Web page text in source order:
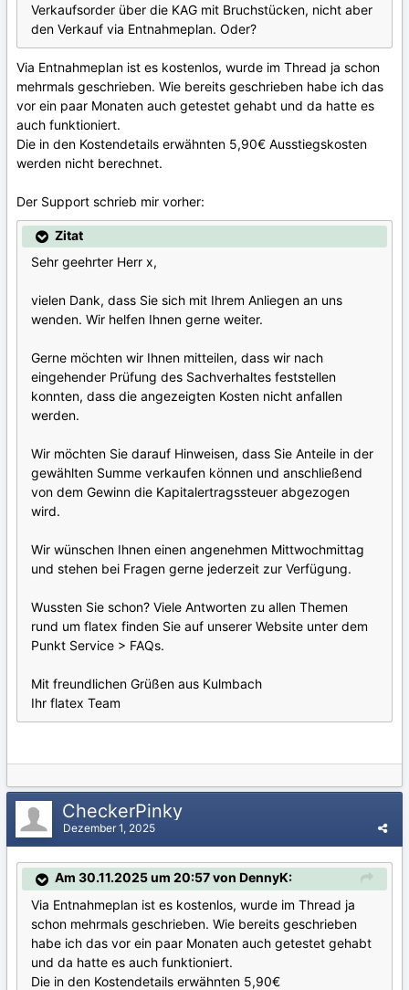
Verkaufsorder über die KAG mit Bruchstücken, nicht aber
den Verkauf via Entnahmeplan. Oder?
Via Entnahmeplan ist es kostenlos, wurde im Thread ja schon
mehrmals geschrieben. Wie bereits geschrieben habe ich das
vor ein paar Monaten auch getestet gehabt und da hatte es
auch funktioniert.
Die in den Kostendetails erwähnten 5,90€ Ausstiegskosten
werden nicht berechnet.
Der Support schrieb mir vorher:
Zitat
Sehr geehrter Herr x,
vielen Dank, dass Sie sich mit Ihrem Anliegen an uns
wenden. Wir helfen Ihnen gerne weiter.
Gerne möchten wir Ihnen mitteilen, dass wir nach
eingehender Prüfung des Sachverhaltes feststellen
konnten, dass die angezeigten Kosten nicht anfallen
werden.
Wir möchten Sie darauf Hinweisen, dass Sie Anteile in der
gewählten Summe verkaufen können und anschließend
von dem Gewinn die Kapitalertragssteuer abgezogen
wird.
Wir wünschen Ihnen einen angenehmen Mittwochmittag
und stehen bei Fragen gerne jederzeit zur Verfügung.
Wussten Sie schon? Viele Antworten zu allen Themen
rund um flatex finden Sie auf unserer Website unter dem
Punkt Service > FAQs.
Mit freundlichen Grüßen aus Kulmbach
Ihr flatex Team
CheckerPinky
Dezember 1, 2025
Am 30.11.2025 um 20:57 von DennyK:
Via Entnahmeplan ist es kostenlos, wurde im Thread ja
schon mehrmals geschrieben. Wie bereits geschrieben
habe ich das vor ein paar Monaten auch getestet gehabt
und da hatte es auch funktioniert.
Die in den Kostendetails erwähnten 5,90€